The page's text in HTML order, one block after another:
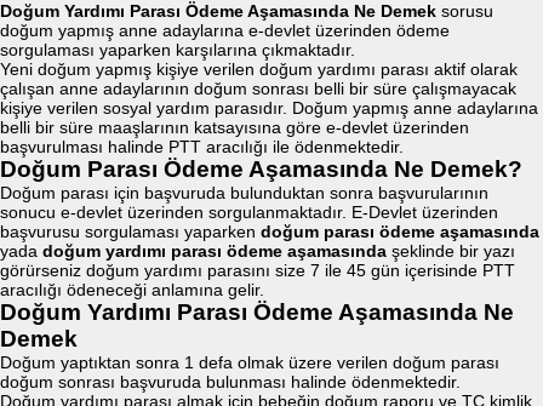
Doğum Yardımı Parası Ödeme Aşamasında Ne Demek sorusu
doğum yapmış anne adaylarına e-devlet üzerinden ödeme
sorgulaması yaparken karşılarına çıkmaktadır.
Yeni doğum yapmış kişiye verilen doğum yardımı parası aktif olarak
çalışan anne adaylarının doğum sonrası belli bir süre çalışmayacak
kişiye verilen sosyal yardım parasıdır. Doğum yapmış anne adaylarına
belli bir süre maaşlarının katsayısına göre e-devlet üzerinden
başvurulması halinde PTT aracılığı ile ödenmektedir.
Doğum Parası Ödeme Aşamasında Ne Demek?
Doğum parası için başvuruda bulunduktan sonra başvurularının
sonucu e-devlet üzerinden sorgulanmaktadır. E-Devlet üzerinden
başvurusu sorgulaması yaparken doğum parası ödeme aşamasında
yada doğum yardımı parası ödeme aşamasında şeklinde bir yazı
görürseniz doğum yardımı parasını size 7 ile 45 gün içerisinde PTT
aracılığı ödeneceği anlamına gelir.
Doğum Yardımı Parası Ödeme Aşamasında Ne
Demek
Doğum yaptıktan sonra 1 defa olmak üzere verilen doğum parası
doğum sonrası başvuruda bulunması halinde ödenmektedir.
Doğum yardımı parası almak için bebeğin doğum raporu ve TC kimlik